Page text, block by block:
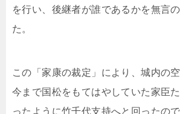
を行い、後継者が誰であるかを無言
た。
この「家康の裁定」により、城内の
今まで国松をもてはやしていた家臣
ったように竹千代支持へと回ったの